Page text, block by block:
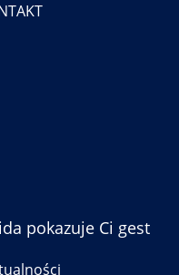
pokazuje Ci gest